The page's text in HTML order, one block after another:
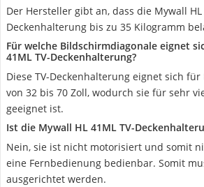
Der Hersteller gibt an, dass die Mywall HL
Deckenhalterung bis zu 35 Kilogramm
Für welche Bildschirmdiagonale eignet
41ML TV-Deckenhalterung?
Diese TV-Deckenhalterung eignet sich
von 32 bis 70 Zoll, wodurch sie für sehr
geeignet ist.
Ist die Mywall HL 41ML TV-
Nein, sie ist nicht motorisiert und somit
eine Fernbedienung bedienbar. Somit
ausgerichtet werden.